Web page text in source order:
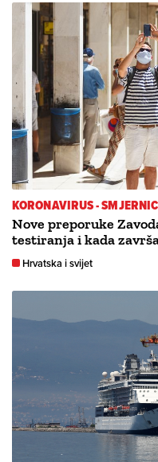
KORONAVIRUS -
Nove preporuke
testiranja i kada
Hrvatska i svijet